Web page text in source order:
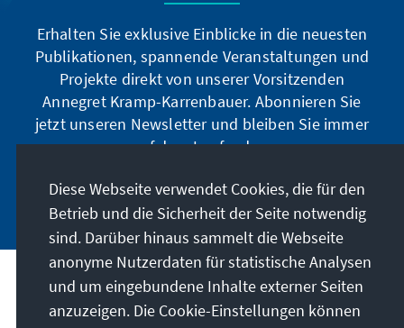
Erhalten Sie exklusive Einblicke in die neuesten
Publikationen, spannende Veranstaltungen und
Projekte direkt von unserer Vorsitzenden
Annegret Kramp-Karrenbauer. Abonnieren Sie
jetzt unseren Newsletter und bleiben Sie immer
auf dem Laufenden.
Jetzt abonnieren
Unser Auftrag
Diese Webseite verwendet Cookies, die für den
Betrieb und die Sicherheit der Seite notwendig
sind. Darüber hinaus sammelt die Webseite
anonyme Nutzerdaten für statistische Analysen
und um eingebundene Inhalte externer Seiten
anzuzeigen. Die Cookie-Einstellungen können